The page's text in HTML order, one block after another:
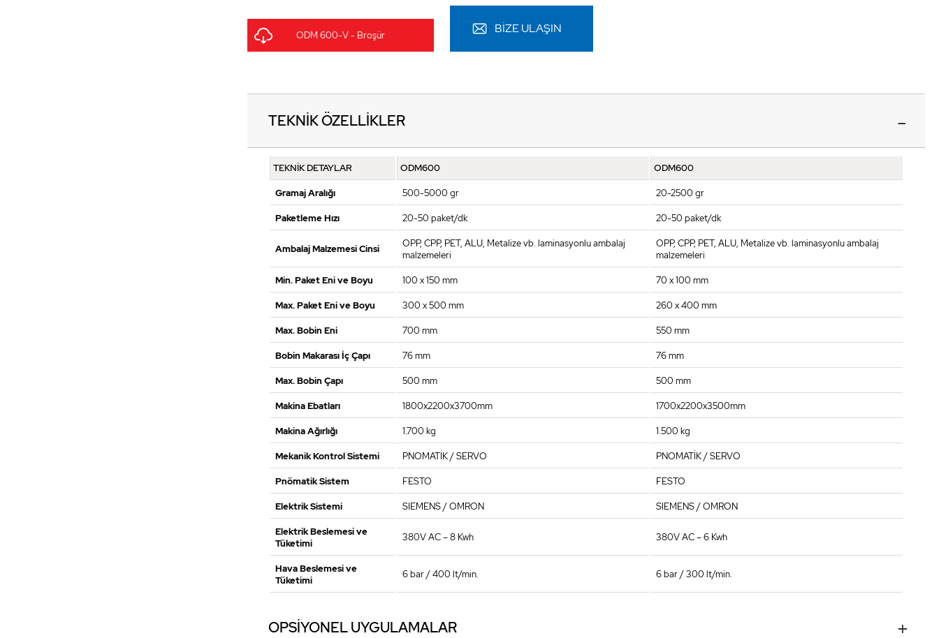
ODM 600-V - Broşür BİZE ULAŞIN
TEKNİK ÖZELLİKLER
TEKNİK DETAYLAR ODM600 ODM600
Gramaj Aralığı 500-5000 gr 20-2500 gr
Paketleme Hızı 20-50 paket/dk 20-50 paket/dk
Ambalaj Malzemesi Cinsi
OPP, CPP, PET, ALU, Metalize vb. laminasyonlu ambalaj
malzemeleri
OPP, CPP, PET, ALU, Metalize vb. laminasyonlu ambalaj
malzemeleri
Min. Paket Eni ve Boyu 100 x 150 mm 70 x 100 mm
Max. Paket Eni ve Boyu 300 x 500 mm 260 x 400 mm
Max. Bobin Eni 700 mm 550 mm
Bobin Makarası İç Çapı 76 mm 76 mm
Max. Bobin Çapı 500 mm 500 mm
Makina Ebatları 1800x2200x3700mm 1700x2200x3500mm
Makina Ağırlığı 1.700 kg 1.500 kg
Mekanik Kontrol Sistemi PNOMATİK / SERVO PNOMATİK / SERVO
Pnömatik Sistem FESTO FESTO
Elektrik Sistemi SIEMENS / OMRON SIEMENS / OMRON
Elektrik Beslemesi ve
Tüketimi
380V AC – 8 Kwh 380V AC – 6 Kwh
Hava Beslemesi ve
Tüketimi
6 bar / 400 lt/min. 6 bar / 300 lt/min.
OPSİYONEL UYGULAMALAR